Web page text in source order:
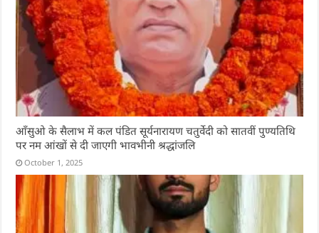
आँसुओ के सैलाभ में कल पंडित सूर्यनारायण चतुर्वेदी को सातवीं पुण्यतिथि
पर नम आंखों से दी जाएगी भावभीनी श्रद्धांजलि
October 1, 2025